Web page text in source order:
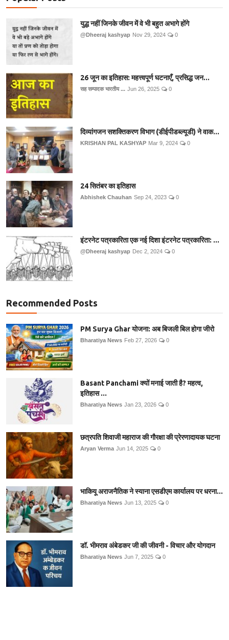
युद्ध नहीं जिनके जीवन में वे भी बहुत अभागे होंगे
@Dheeraj kashyap Nov 29, 2024 0
26 जून का इतिहास: महत्त्वपूर्ण घटनाएँ, प्रसिद्ध जन...
सह सम्पादक भारतीय ... Jun 26, 2025 0
दिव्यांगजन सशक्तिकरण विभाग (डीईपीडब्ल्यूडी) ने वाक...
KRISHAN PAL KASHYAP Mar 9, 2024 0
24 सितंबर का इतिहास
Abhishek Chauhan Sep 24, 2023 0
इंटरनेट पत्रकारिता एक नई दिशा इंटरनेट पत्रकारिता: ...
@Dheeraj kashyap Dec 2, 2024 0
Recommended Posts
PM Surya Ghar योजना: अब बिजली बिल होगा जीरो
Bharatiya News Feb 27, 2026 0
Basant Panchami क्यों मनाई जाती है? महत्व,
इतिहास ...
Bharatiya News Jan 23, 2026 0
छत्रपति शिवाजी महाराज की गौरक्षा की प्रेरणादायक घटना
Aryan Verma Jun 14, 2025 0
भाकियू अराजनैतिक ने स्याना एसडीएम कार्यालय पर धरना...
Bharatiya News Jun 13, 2025 0
डॉ. भीमराव अंबेडकर जी की जीवनी - विचार और योगदान
Bharatiya News Jun 7, 2025 0